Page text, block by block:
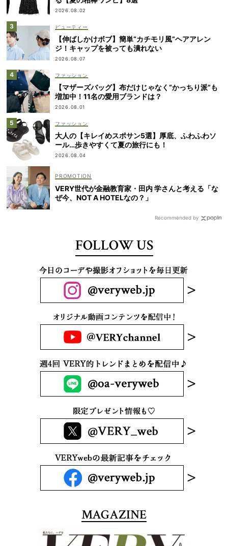
2026.08.02
ビューティー
【伸ばしかけボブ】簡単“カチモリ風”ヘアアレン
ジ！キャップを被っても潰れない
2026.08.07
ファッション
【マザーズバッグ】布だけじゃなく“かっちり派”も
増加中！11名の愛用ブランドは？
2026.08.01
ファッション
大人の【キレイめスポサン5選】厚底、ふわふわソ
ール…歩きやすくて夏の旅行にも！
2026.08.04
VERY世代が金融教育家・田内 学さんと考える「な
ぜ今、NOT A HOTELなの？」
Recommended by
FOLLOW US
MAGAZINE